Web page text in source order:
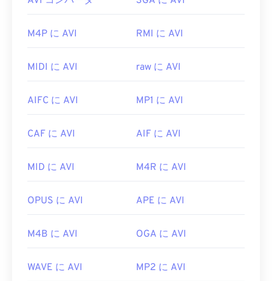
ばいいですか?
Microsoftは、ダウンロード可能な無料の
方法は、オペレーティングシステムと互換性のある
バージョンの
Microsoft Windows Media Playerを
す。AVIファイルが開かない場合は、
開発元:
初回リリース:
https://en.wikipedia.org/wiki/Audio_Video_Interleave
M4P に AVI RMI に AVI
MIDI に AVI raw に AVI
AIFC に AVI MP1 に AVI
CAF に AVI AIF に AVI
MID に AVI M4R に AVI
OPUS に AVI APE に AVI
M4B に AVI OGA に AVI
WAVE に AVI MP2 に AVI